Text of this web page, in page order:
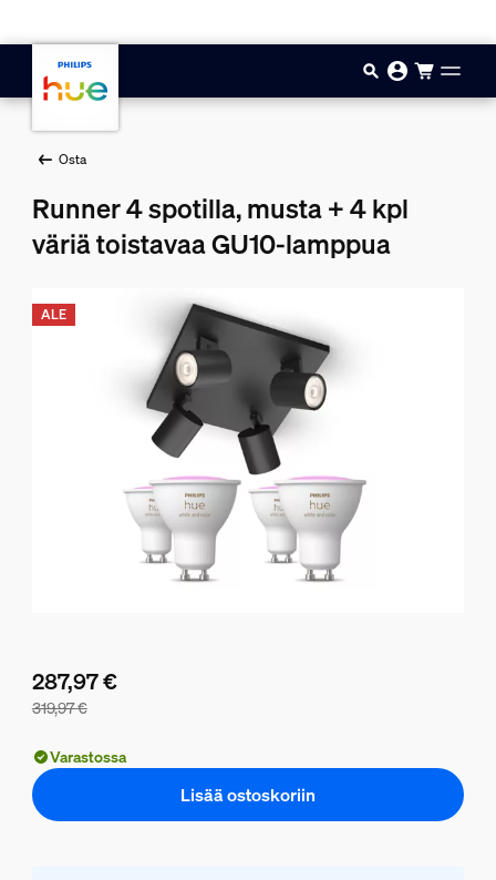
Osta
Runner 4 spotilla, musta + 4 kpl
väriä toistavaa GU10-lamppua
319,97 €
287,97 €
ALE
Varastossa
Lisää ostoskoriin